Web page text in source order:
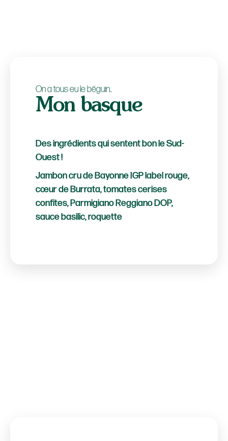
On a tous eu le béguin..
Mon basque
Des ingrédients qui sentent bon le Sud-
Ouest !
Jambon cru de Bayonne IGP label rouge,
cœur de Burrata, tomates cerises
confites, Parmigiano Reggiano DOP,
sauce basilic, roquette